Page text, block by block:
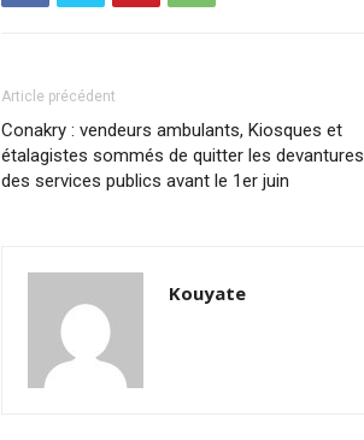
Article précédent
Conakry : vendeurs ambulants, Kiosques et
étalagistes sommés de quitter les devantures
des services publics avant le 1er juin
Kouyate